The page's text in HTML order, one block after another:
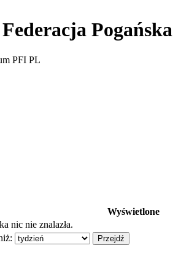
Pogańska
PFI PL
Wyświetlone
nic nie znalazła.